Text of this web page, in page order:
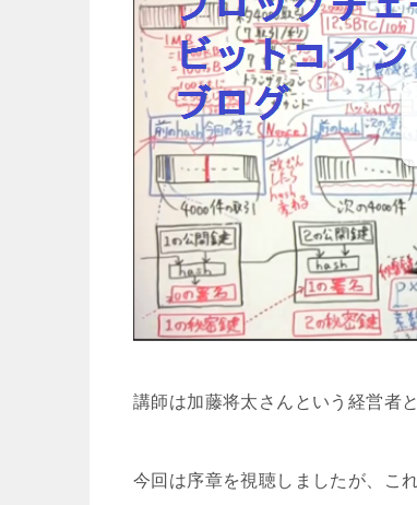
講師は加藤将太さんという経営者
今回は序章を視聴しましたが、こ